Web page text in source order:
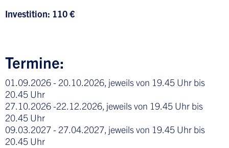
Investition: 110 €
Termine:
01.09.2026 - 20.10.2026, jeweils von 19.45 Uhr bis
20.45 Uhr
27.10.2026 -22.12.2026, jeweils von 19.45 Uhr bis
20.45 Uhr
09.03.2027 - 27.04.2027, jeweils von 19.45 Uhr bis
20.45 Uhr